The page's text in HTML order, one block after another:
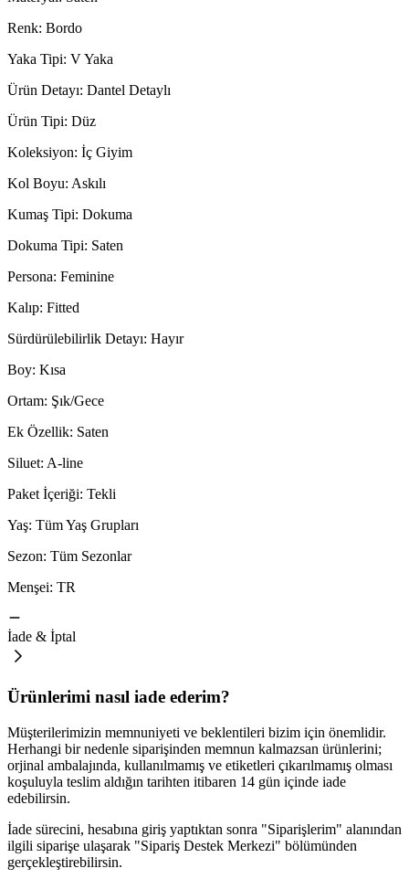
Renk: Bordo
Yaka Tipi: V Yaka
Ürün Detayı: Dantel Detaylı
Ürün Tipi: Düz
Koleksiyon: İç Giyim
Kol Boyu: Askılı
Kumaş Tipi: Dokuma
Dokuma Tipi: Saten
Persona: Feminine
Kalıp: Fitted
Sürdürülebilirlik Detayı: Hayır
Boy: Kısa
Ortam: Şık/Gece
Ek Özellik: Saten
Siluet: A-line
Paket İçeriği: Tekli
Yaş: Tüm Yaş Grupları
Sezon: Tüm Sezonlar
Menşei: TR
İade & İptal
Ürünlerimi nasıl iade ederim?
Müşterilerimizin memnuniyeti ve beklentileri bizim için önemlidir.
Herhangi bir nedenle siparişinden memnun kalmazsan ürünlerini;
orjinal ambalajında, kullanılmamış ve etiketleri çıkarılmamış olması
koşuluyla teslim aldığın tarihten itibaren 14 gün içinde iade
edebilirsin.
İade sürecini, hesabına giriş yaptıktan sonra "Siparişlerim" alanından
ilgili siparişe ulaşarak "Sipariş Destek Merkezi" bölümünden
gerçekleştirebilirsin.